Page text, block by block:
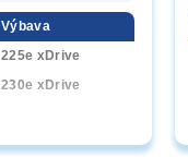
Výbava
225e xDrive
230e xDrive